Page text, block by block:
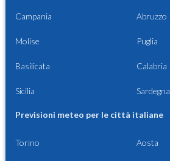
Campania Abruzzo
Molise Puglia
Basilicata Calabria
Sicilia Sardegna
Previsioni meteo per le città italiane
Torino Aosta